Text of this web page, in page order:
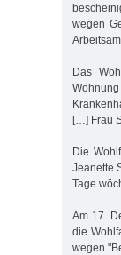
wegen
Das
[…] Frau
Die
Jeanette
Tage
Am 17.
die
wegen